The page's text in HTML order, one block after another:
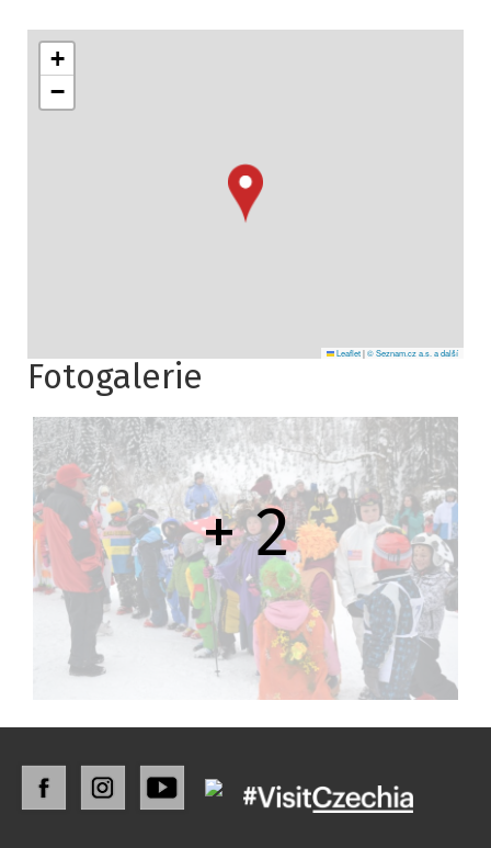
+
−
Leaflet|© Seznam.cz a.s. a další
Fotogalerie
+ 2